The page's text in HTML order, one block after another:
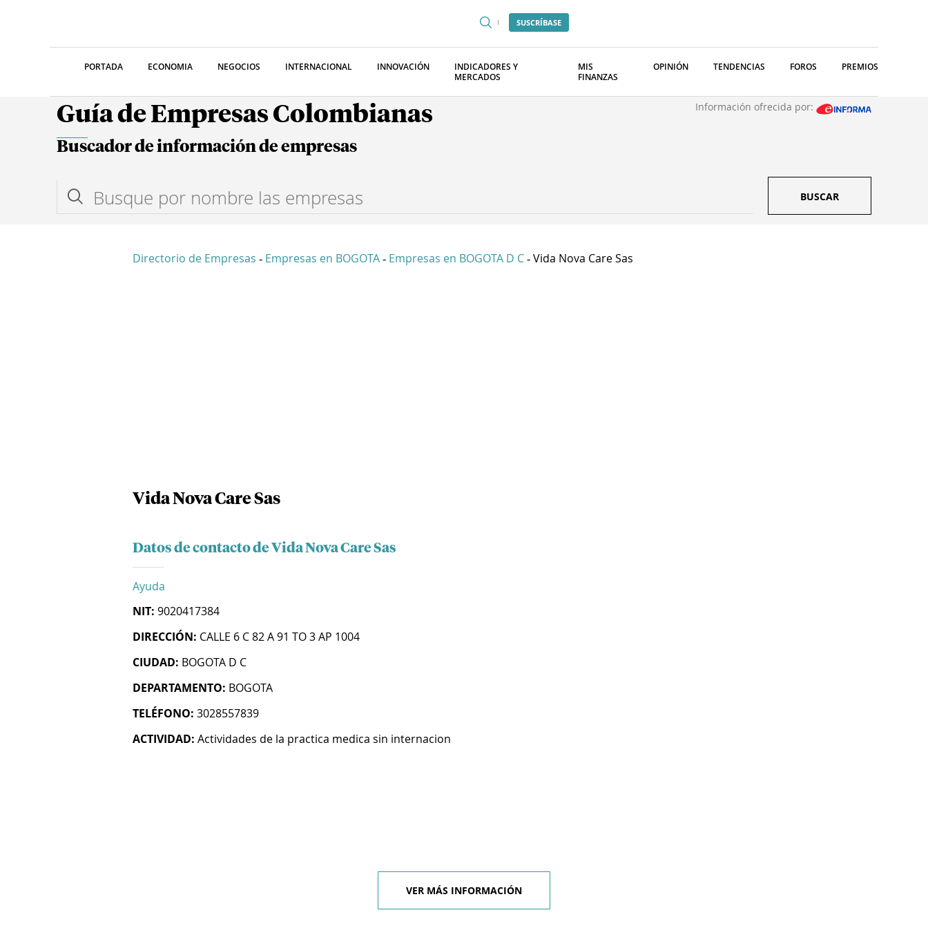
SUSCRÍBASE
PORTADA ECONOMIA NEGOCIOS INTERNACIONAL INNOVACIÓN
INDICADORES Y
MERCADOS
MIS
FINANZAS
OPINIÓN TENDENCIAS FOROS PREMIOS
Guía de Empresas Colombianas Información ofrecida por:
Buscador de información de empresas
BUSCAR
Directorio de Empresas - Empresas en BOGOTA - Empresas en BOGOTA D C - Vida Nova Care Sas
Vida Nova Care Sas
Datos de contacto de Vida Nova Care Sas
Ayuda
NIT: 9020417384
DIRECCIÓN: CALLE 6 C 82 A 91 TO 3 AP 1004
CIUDAD: BOGOTA D C
DEPARTAMENTO: BOGOTA
TELÉFONO: 3028557839
ACTIVIDAD: Actividades de la practica medica sin internacion
VER MÁS INFORMACIÓN